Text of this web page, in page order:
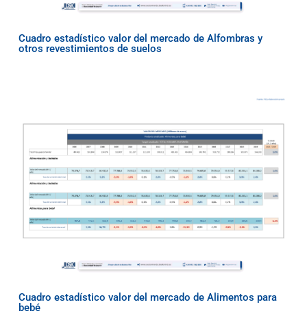
Cuadro estadístico valor del mercado de Alfombras y
otros revestimientos de suelos
Cuadro estadístico valor del mercado de Alimentos para
bebé